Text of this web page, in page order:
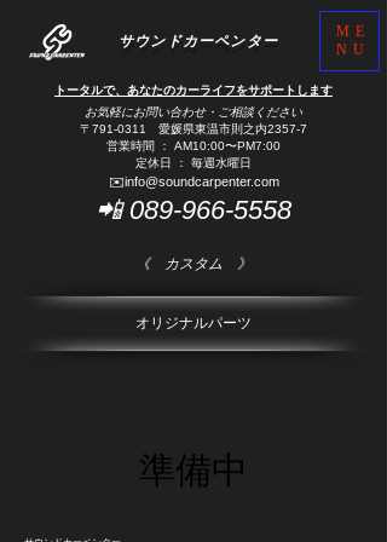
サウンドカーペンター
📲 089-966-5558
お気軽にお問い合わせ・ご相談ください
​〒791-0311 愛媛県東温市則之内2357-7
営業時間 ： AM10:00〜PM7:00​
定休日 ： 毎週水曜日
✉️info@soundcarpenter.com
トータルで、あなたのカーライフをサポートします
ME
NU
《 カスタム 》
オリジナルパーツ
準備中